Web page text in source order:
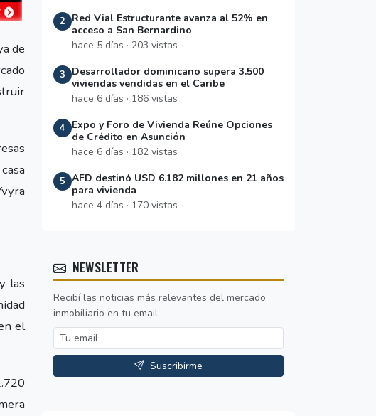
de
las
el
2
Red Vial Estructurante avanza al 52% en
acceso a San Bernardino
hace 5 días · 203 vistas
3
Desarrollador dominicano supera 3.500
viviendas vendidas en el Caribe
hace 6 días · 186 vistas
4
Expo y Foro de Vivienda Reúne Opciones
de Crédito en Asunción
hace 6 días · 182 vistas
5 AFD destinó USD 6.182 millones en 21 años
para vivienda
hace 4 días · 170 vistas
NEWSLETTER
Recibí las noticias más relevantes del mercado
inmobiliario en tu email.
Suscribirme